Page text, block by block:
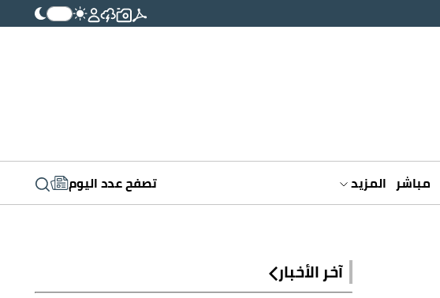
مباشر المزيد تصفح عدد اليوم
آخر الأخبار